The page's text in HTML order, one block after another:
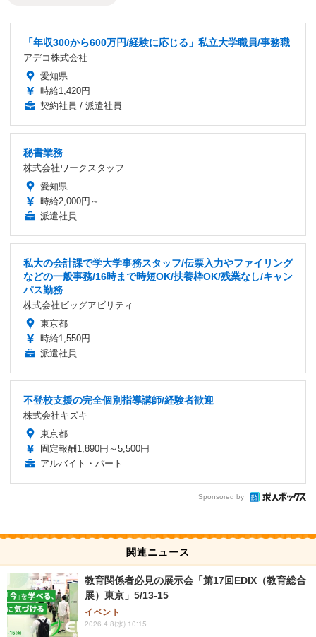
「年収300から600万円/経験に応じる」私立大学職員/事務職
アデコ株式会社
愛知県
時給1,420円
契約社員 / 派遣社員
秘書業務
株式会社ワークスタッフ
愛知県
時給2,000円～
派遣社員
私大の会計課で学大学事務スタッフ/伝票入力やファイリング
などの一般事務/16時まで時短OK/扶養枠OK/残業なし/キャン
パス勤務
株式会社ビッグアビリティ
東京都
時給1,550円
派遣社員
不登校支援の完全個別指導講師/経験者歓迎
株式会社キズキ
東京都
固定報酬1,890円～5,500円
アルバイト・パート
Sponsored by
関連ニュース
教育関係者必見の展示会「第17回EDIX（教育総合
展）東京」5/13-15
イベント
2026.4.8(水) 10:15